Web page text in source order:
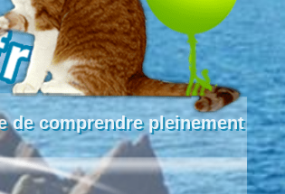
de comprendre pleinement